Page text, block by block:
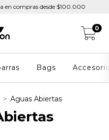
en compras desde $100.000
0
Bags
> Aguas Abiertas